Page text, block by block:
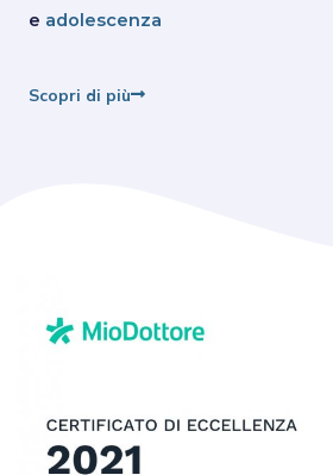
e adolescenza
Scopri di più